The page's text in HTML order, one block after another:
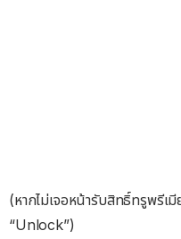
(หากไม่เจอหน้ารับสิทธิ์ทรูพรีเ
“Unlock”)